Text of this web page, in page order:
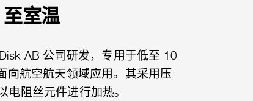
室温
AB 公司研发，专用于低至 10
向航空航天领域应用。其采用压
电阻丝元件进行加热。